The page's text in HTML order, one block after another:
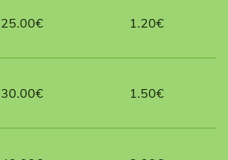
25.00€ 1.20€
30.00€ 1.50€